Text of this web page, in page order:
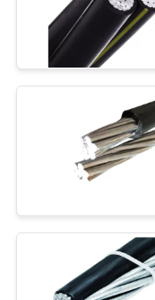
de BT